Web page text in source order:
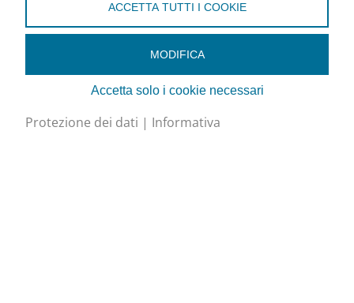
ACCETTA TUTTI I COOKIE
MODIFICA
Accetta solo i cookie necessari
Protezione dei dati | Informativa